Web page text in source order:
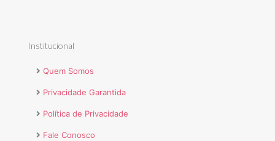
Institucional
Quem Somos
Privacidade Garantida
Política de Privacidade
Fale Conosco